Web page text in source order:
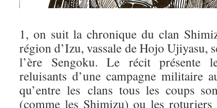
1, on suit la chronique du clan
région d’Izu, vassale de Hojo Ujiyasu,
l’ère Sengoku. Le récit présente
reluisants d’une campagne militaire
qu’entre les clans tous les coups
(comme les Shimizu) ou les